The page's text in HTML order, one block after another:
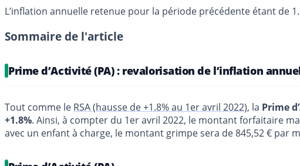
L’inflation annuelle retenue pour la période précédente étant de
Sommaire de l'article
Prime d’Activité (PA) : revalorisation de l’inflation
Tout comme le RSA (hausse de +1.8% au 1er avril 2022), la Prime
+1.8%. Ainsi, à compter du 1er avril 2022, le montant forfaitaire
avec un enfant à charge, le montant grimpe sera de 845,52 € par